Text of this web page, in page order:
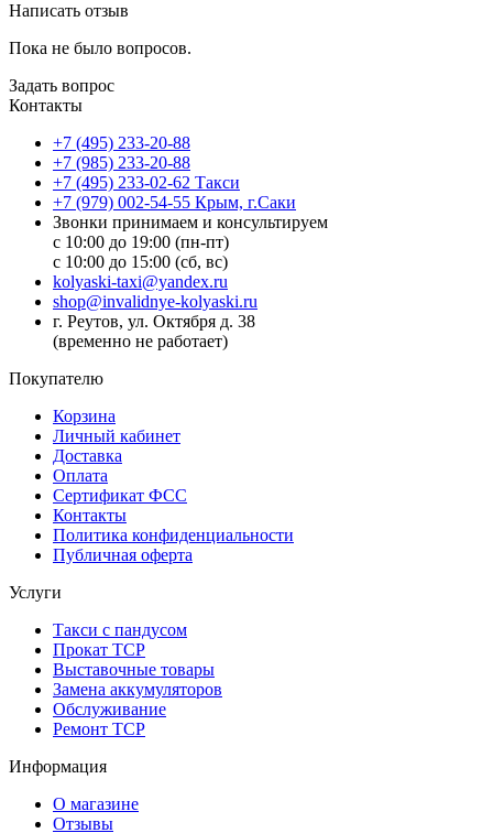
Написать отзыв
Пока не было вопросов.
Задать вопрос
Контакты
+7 (495) 233-20-88
+7 (985) 233-20-88
+7 (495) 233-02-62 Такси
+7 (979) 002-54-55 Крым, г.Саки
Звонки принимаем и консультируем
с 10:00 до 19:00 (пн-пт)
с 10:00 до 15:00 (сб, вс)
kolyaski-taxi@yandex.ru
shop@invalidnye-kolyaski.ru
г. Реутов, ул. Октября д. 38
(временно не работает)
Покупателю
Корзина
Личный кабинет
Доставка
Оплата
Сертификат ФСС
Контакты
Политика конфиденциальности
Публичная оферта
Услуги
Такси с пандусом
Прокат ТСР
Выставочные товары
Замена аккумуляторов
Обслуживание
Ремонт ТСР
Информация
О магазине
Отзывы